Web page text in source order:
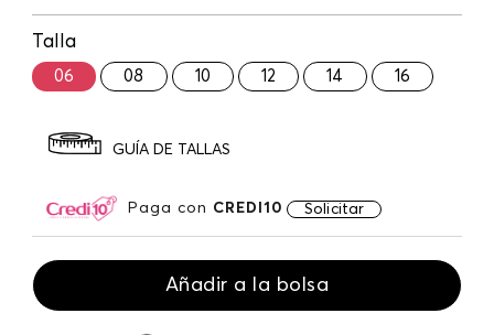
Talla
06 08 10 12 14 16
GUÍA DE TALLAS
Paga con CREDI10 Solicitar
Añadir a la bolsa